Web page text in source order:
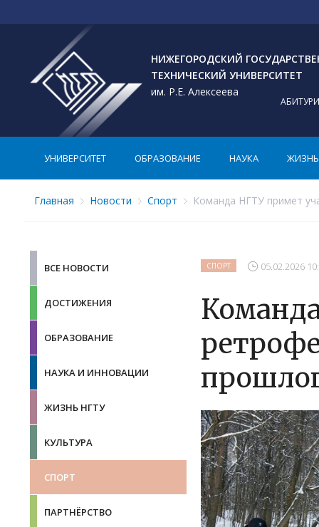
НИЖЕГОРОДСКИЙ
ТЕХНИЧЕСКИЙ УНИВЕРСИТЕТ
им. Р.Е. Алексеева
УНИВЕРСИТЕТ ОБРАЗОВАНИЕ НАУКА ЖИЗНЬ
Главная Новости Спорт Команда НГТУ примет
ВСЕ НОВОСТИ
ДОСТИЖЕНИЯ
ОБРАЗОВАНИЕ
НАУКА И ИННОВАЦИИ
ЖИЗНЬ НГТУ
КУЛЬТУРА
СПОРТ
ПАРТНЁРСТВО
СПОРТ 05.02.2026